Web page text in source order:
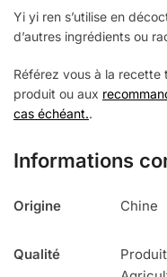
Yi yi ren s’utilise en
d’autres ingrédients ou
Référez vous à la recette
produit ou aux
cas échéant..
Informations
Origine Chine
Qualité